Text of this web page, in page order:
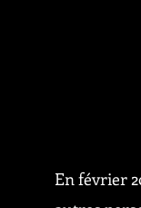
En février